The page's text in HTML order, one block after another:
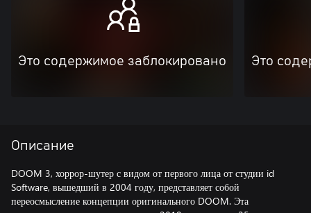
Это содержимое заблокировано Это
Описание
DOOM 3, хоррор-шутер с видом от первого лица от студии id
Software, вышедший в 2004 году, представляет собой
переосмысление концепции оригинального DOOM. Эта